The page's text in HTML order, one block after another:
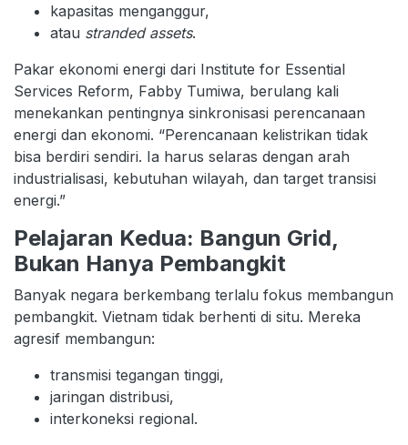
kapasitas menganggur,
atau stranded assets.
Pakar ekonomi energi dari Institute for Essential
Services Reform, Fabby Tumiwa, berulang kali
menekankan pentingnya sinkronisasi perencanaan
energi dan ekonomi. “Perencanaan kelistrikan tidak
bisa berdiri sendiri. Ia harus selaras dengan arah
industrialisasi, kebutuhan wilayah, dan target transisi
energi.”
Pelajaran Kedua: Bangun Grid,
Bukan Hanya Pembangkit
Banyak negara berkembang terlalu fokus membangun
pembangkit. Vietnam tidak berhenti di situ. Mereka
agresif membangun:
transmisi tegangan tinggi,
jaringan distribusi,
interkoneksi regional.